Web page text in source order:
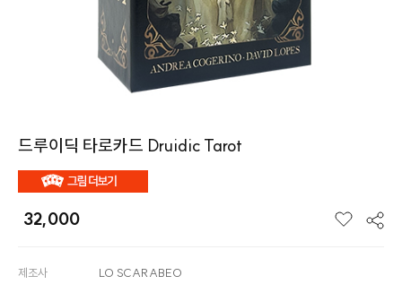
드루이딕 타로카드 Druidic Tarot
32,000
제조사 LO SCARABEO